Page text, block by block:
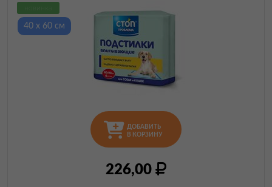
ДОБАВИТЬ
В КОРЗИНУ
226,00
40 х 60 см